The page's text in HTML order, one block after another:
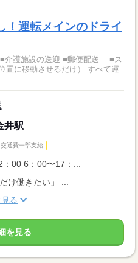
運転メインのドライ
■介護施設の送迎 ■郵便配送 ■ス
動させるだけ） すべて運
井駅
交通費一部支給
00 6：00〜17：...
け働きたい」 ...
見る
を見る